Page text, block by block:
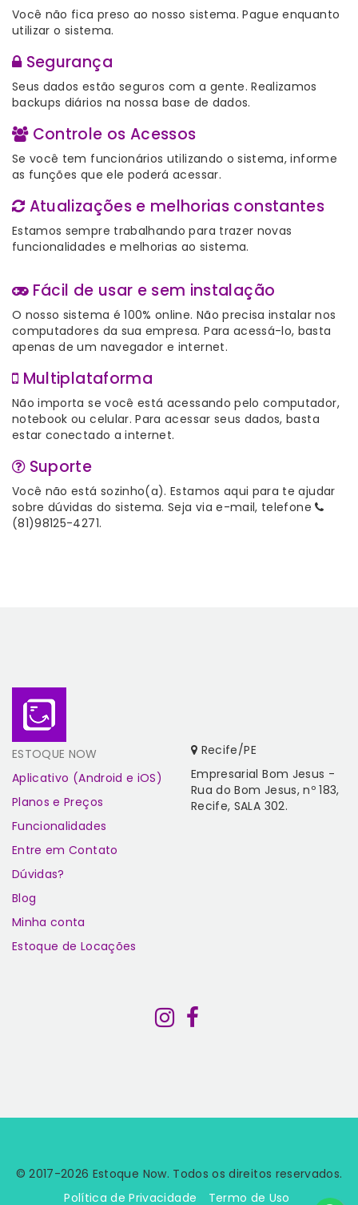
Você não fica preso ao nosso sistema. Pague enquanto
utilizar o sistema.
Segurança
Seus dados estão seguros com a gente. Realizamos
backups diários na nossa base de dados.
Controle os Acessos
Se você tem funcionários utilizando o sistema, informe
as funções que ele poderá acessar.
Atualizações e melhorias constantes
Estamos sempre trabalhando para trazer novas
funcionalidades e melhorias ao sistema.
Fácil de usar e sem instalação
O nosso sistema é 100% online. Não precisa instalar nos
computadores da sua empresa. Para acessá-lo, basta
apenas de um navegador e internet.
Multiplataforma
Não importa se você está acessando pelo computador,
notebook ou celular. Para acessar seus dados, basta
estar conectado a internet.
Suporte
Você não está sozinho(a). Estamos aqui para te ajudar
sobre dúvidas do sistema. Seja via e-mail, telefone
(81)98125-4271.
ESTOQUE NOW
Aplicativo (Android e iOS)
Planos e Preços
Funcionalidades
Entre em Contato
Dúvidas?
Blog
Minha conta
Estoque de Locações
Recife/PE
Empresarial Bom Jesus -
Rua do Bom Jesus, nº 183,
Recife, SALA 302.
© 2017-2026 Estoque Now. Todos os direitos reservados.
Política de Privacidade
Termo de Uso